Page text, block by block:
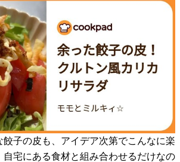
子の皮も、アイデア次第でこんなに楽
自宅にある食材と組み合わせるだけなの